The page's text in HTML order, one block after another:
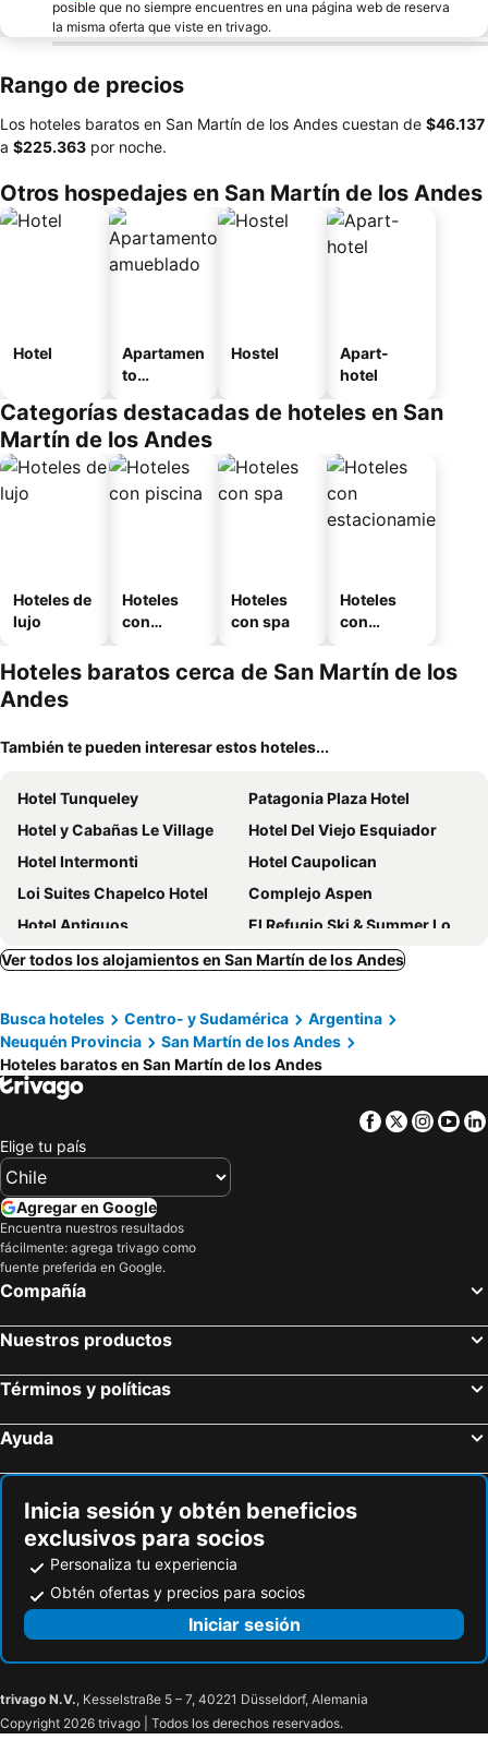
posible que no siempre encuentres en una página web de reserva
la misma oferta que viste en trivago.
Rango de precios
Los hoteles baratos en San Martín de los Andes cuestan de ‎$46.137
a ‎$225.363 por noche.
Otros hospedajes en San Martín de los Andes
Hotel
Apartamen
to
o
Hostel
Apart-
hotel
Categorías destacadas de hoteles en San
Martín de los Andes
Hoteles de
lujo
Hoteles
con
Hoteles
con spa
Hoteles
con
miento
Hoteles baratos cerca de San Martín de los
Andes
También te pueden interesar estos hoteles...
Hotel Tunqueley
Patagonia Plaza Hotel
Hotel y Cabañas Le Village
Hotel Del Viejo Esquiador
Hotel Intermonti
Hotel Caupolican
Loi Suites Chapelco Hotel
Complejo Aspen
Hotel Antiguos
El Refugio Ski & Summer Lodge
Hosteria Las Walkirias
Le Chatelet Hotel
Hosteria Las Lengas
Wesley House Hosteria Boutique
La Raclette Hosteria y Restaurant
Turismo Patagonia
Hostería Hueney Ruca
Valldemossa Apart Hotel
Nuestro Lugar
Hosteria Hostal del Esquiador
Paihuen - Resort De Montaña
Hotel Crismalu
Río Hermoso Hotel de Montaña
Rotui Cabaña Exclusiva La Juanita
Cabanas Las Vistas
Las Golondrinas Apart Hotel
Dormi del Pellin
Departamento Malbec
Ver todos los alojamientos en San Martín de los Andes
Busca hoteles Centro- y Sudamérica
Argentina
Neuquén Provincia
San Martín de los Andes
Hoteles baratos en San Martín de los Andes
Facebook
Twitter
Elige tu país
Agregar en Google
Encuentra nuestros resultados
fácilmente: agrega trivago como
fuente preferida en Google.
Compañía
Nuestros productos
Términos y políticas
Ayuda
Inicia sesión y obtén beneficios
exclusivos para socios
Personaliza tu experiencia
Obtén ofertas y precios para socios
Iniciar sesión
trivago N.V., Kesselstraße 5 – 7, 40221 Düsseldorf, Alemania
Copyright 2026 trivago | Todos los derechos reservados.